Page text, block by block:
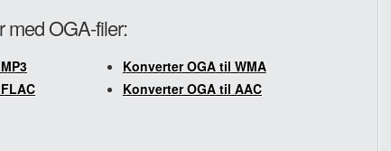
med OGA-filer:
Konverter OGA til WMA
Konverter OGA til AAC